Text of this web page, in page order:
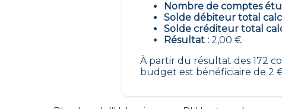
Nombre de comptes
Solde débiteur total
Solde créditeur total
Résultat :2,00 €
À partir du résultat des 172
budget est bénéficiaire de 2